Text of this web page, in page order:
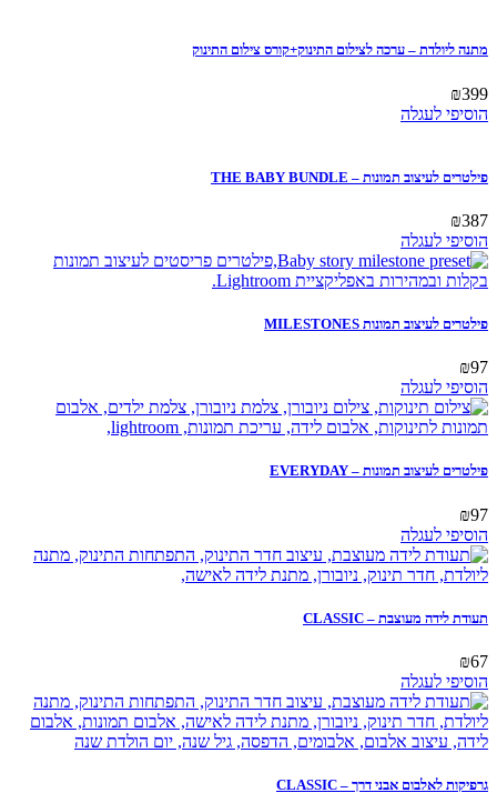
מתנה ליולדת – ערכה לצילום התינוק+קורס צילום התינוק
₪399
הוסיפי לעגלה
פילטרים לעיצוב תמונות – THE BABY BUNDLE
₪387
הוסיפי לעגלה
פילטרים לעיצוב תמונות MILESTONES
₪97
הוסיפי לעגלה
פילטרים לעיצוב תמונות – EVERYDAY
₪97
הוסיפי לעגלה
תעודת לידה מעוצבת – CLASSIC
₪67
הוסיפי לעגלה
גרפיקות לאלבום אבני דרך – CLASSIC